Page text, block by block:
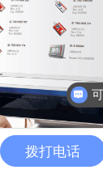
拨打电话